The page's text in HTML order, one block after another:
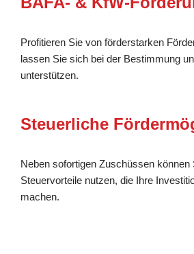
Profitieren Sie von förderstarken
lassen Sie sich bei der Bestimmung
unterstützen.
Steuerliche
Neben sofortigen Zuschüssen können
Steuervorteile nutzen, die Ihre
machen.